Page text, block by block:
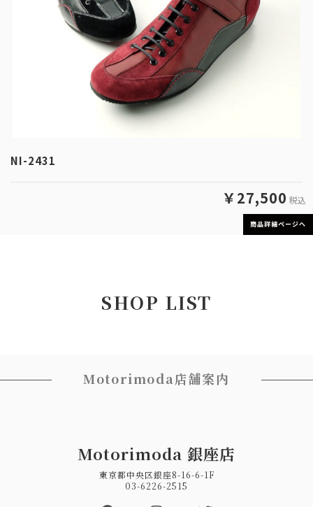
NI-2431
￥27,500 税込
商品詳細ページへ
SHOP LIST
Motorimoda店舗案内
Motorimoda 銀座店
東京都中央区銀座8-16-6-1F
03-6226-2515